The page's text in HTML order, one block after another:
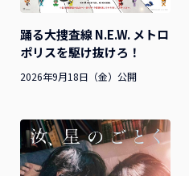
踊る大捜査線 N.E.W. メトロ
ポリスを駆け抜けろ！
2026年9月18日（金）公開